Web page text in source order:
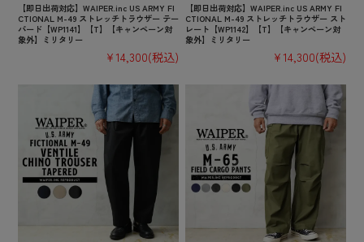
【即日出荷対応】WAIPER.inc US ARMY FI
CTIONAL M-49 ストレッチトラウザー テー
パード【WP1141】【T】【キャンペーン対
象外】ミリタリー
¥14,300(税込)
【即日出荷対応】WAIPER.inc US ARMY FI
CTIONAL M-49 ストレッチトラウザー スト
レート【WP1142】【T】【キャンペーン対
象外】ミリタリー
¥14,300(税込)